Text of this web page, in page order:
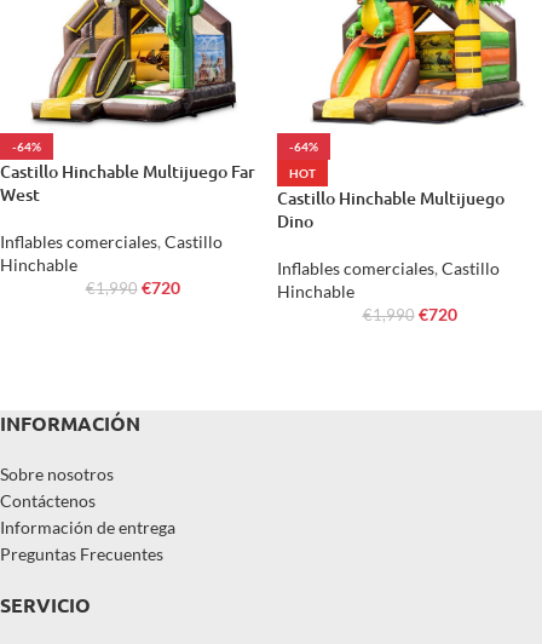
-64%
Castillo Hinchable Multijuego Far
West
Inflables comerciales, Castillo
Hinchable
€1,990 €720
-64%
HOT
Castillo Hinchable Multijuego
Dino
Inflables comerciales, Castillo
Hinchable
€1,990 €720
INFORMACIÓN
Sobre nosotros
Contáctenos
Información de entrega
Preguntas Frecuentes
SERVICIO